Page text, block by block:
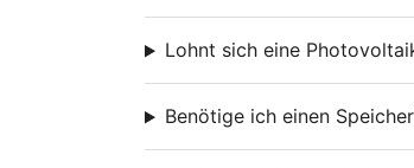
Lohnt sich eine
Benötige ich einen